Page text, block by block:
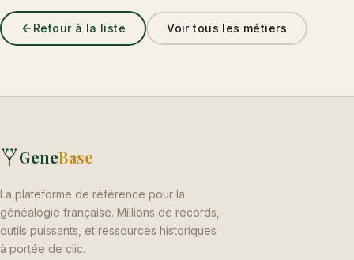
Retour à la liste Voir tous les métiers
GeneBase
La plateforme de référence pour la
généalogie française. Millions de records,
outils puissants, et ressources historiques
à portée de clic.